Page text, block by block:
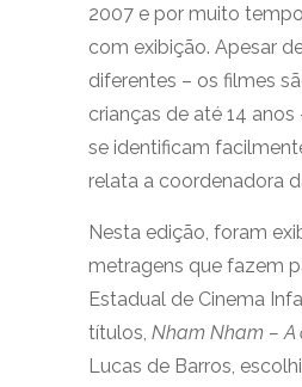
2007 e por muito
com exibição. Apesar
diferentes – os filmes
crianças de até 14
se identificam
relata a coordenadora
Nesta edição, foram
metragens que fazem
Estadual de Cinema
títulos, Nham Nham – A
Lucas de Barros,